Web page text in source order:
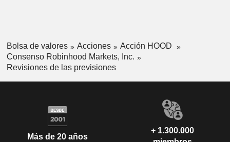
Bolsa de valores Acciones
Acción HOOD
Consenso Robinhood Markets, Inc.
Revisiones de las previsiones
Más de 20 años
+ 1.300.000